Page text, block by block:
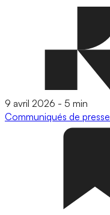
9 avril 2026 - 5 min
Communiqués de presse